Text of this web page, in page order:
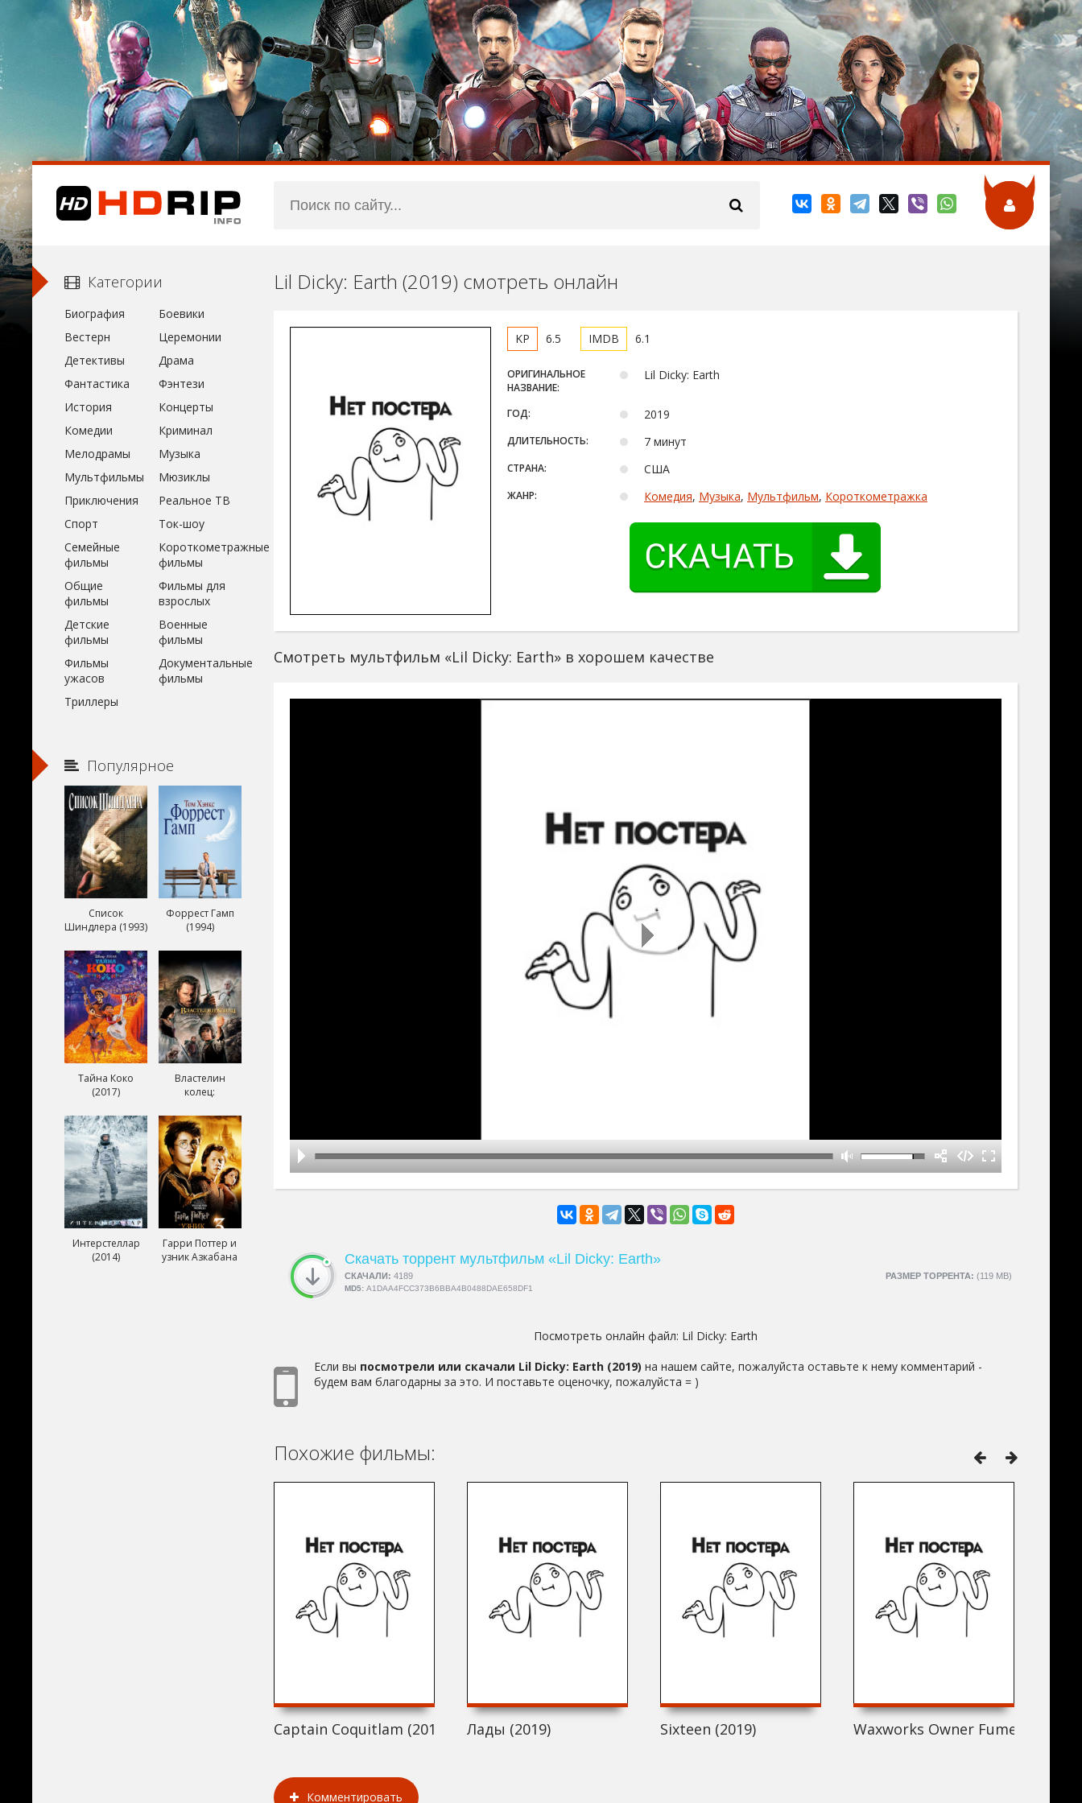
Lil Dicky: Earth (2019) смотреть онлайн
6.5 6.1
ОРИГИНАЛЬНОЕ
НАЗВАНИЕ:
Lil Dicky: Earth
ГОД: 2019
ДЛИТЕЛЬНОСТЬ: 7 минут
СТРАНА: США
ЖАНР: Комедия, Музыка, Мультфильм, Короткометражка
Смотреть мультфильм «Lil Dicky: Earth» в хорошем качестве
Скачать торрент мультфильм «Lil Dicky: Earth»
РАЗМЕР ТОРРЕНТА: (119 MB)
СКАЧАЛИ: 4189
MD5: A1DAA4FCC373B6BBA4B0488DAE658DF1
Посмотреть онлайн файл: Lil Dicky: Earth
Если вы посмотрели или скачали Lil Dicky: Earth (2019) на нашем сайте, пожалуйста оставьте к нему комментарий -
будем вам благодарны за это. И поставьте оценочку, пожалуйста = )
Похожие фильмы:
Captain Coquitlam (2019) Лады (2019) Sixteen (2019) Waxworks Owner Fumes at
Комментировать
Категории
Биография
Боевики
Вестерн
Церемонии
Детективы
Драма
Фантастика
Фэнтези
История
Концерты
Комедии
Криминал
Мелодрамы
Музыка
Мультфильмы
Мюзиклы
Приключения
Реальное ТВ
Спорт
Ток-шоу
Семейные
фильмы
Короткометражные
фильмы
Общие
фильмы
Фильмы для
взрослых
Детские
фильмы
Военные
фильмы
Фильмы
ужасов
Документальные
фильмы
Триллеры
Популярное
Список
Шиндлера (1993)
Форрест Гамп
(1994)
Тайна Коко
(2017)
Властелин
колец:
короля (2003)
Интерстеллар
(2014)
Гарри Поттер и
узник Азкабана